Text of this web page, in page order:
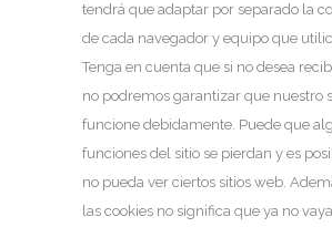
tendrá que adaptar por separado la
de cada navegador y equipo que
Tenga en cuenta que si no desea
no podremos garantizar que nuestro
funcione debidamente. Puede que
funciones del sitio se pierdan y es
no pueda ver ciertos sitios web.
las cookies no significa que ya no